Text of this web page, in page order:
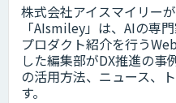
株式会社アイスマイリー
「AIsmiley」は、AIの専
プロダクト紹介を行う
した編集部がDX推進の事
の活用方法、ニュース、
す。